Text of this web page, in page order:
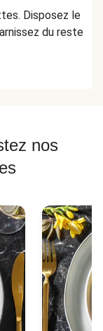
Disposez le
du reste
nos